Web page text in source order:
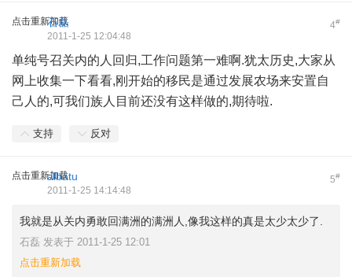
点击重新加载 4#
石磊
2011-1-25 12:04:48
单纯号召关内的人回归,工作问题第一难啊.犹太历史,大家从
网上收集一下看看,刚开始的移民是通过发展农场来安置自
己人的,可我们族人目前还没有这样做的,期待啦.
支持 反对
点击重新加载 5#
albatu
2011-1-25 14:14:48
我就是从关内勇敢回满洲的满洲人,像我这样的真是太少太少了.
石磊 发表于 2011-1-25 12:01
点击重新加载